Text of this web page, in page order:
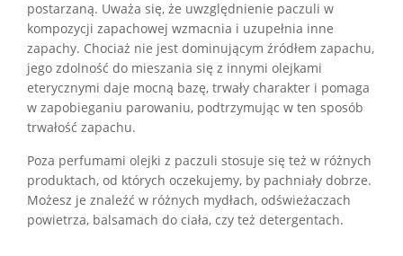
postarzaną. Uważa się, że uwzględnienie paczuli w
kompozycji zapachowej wzmacnia i uzupełnia inne
zapachy. Chociaż nie jest dominującym źródłem zapachu,
jego zdolność do mieszania się z innymi olejkami
eterycznymi daje mocną bazę, trwały charakter i pomaga
w zapobieganiu parowaniu, podtrzymując w ten sposób
trwałość zapachu.
Poza perfumami olejki z paczuli stosuje się też w różnych
produktach, od których oczekujemy, by pachniały dobrze.
Możesz je znaleźć w różnych mydłach, odświeżaczach
powietrza, balsamach do ciała, czy też detergentach.